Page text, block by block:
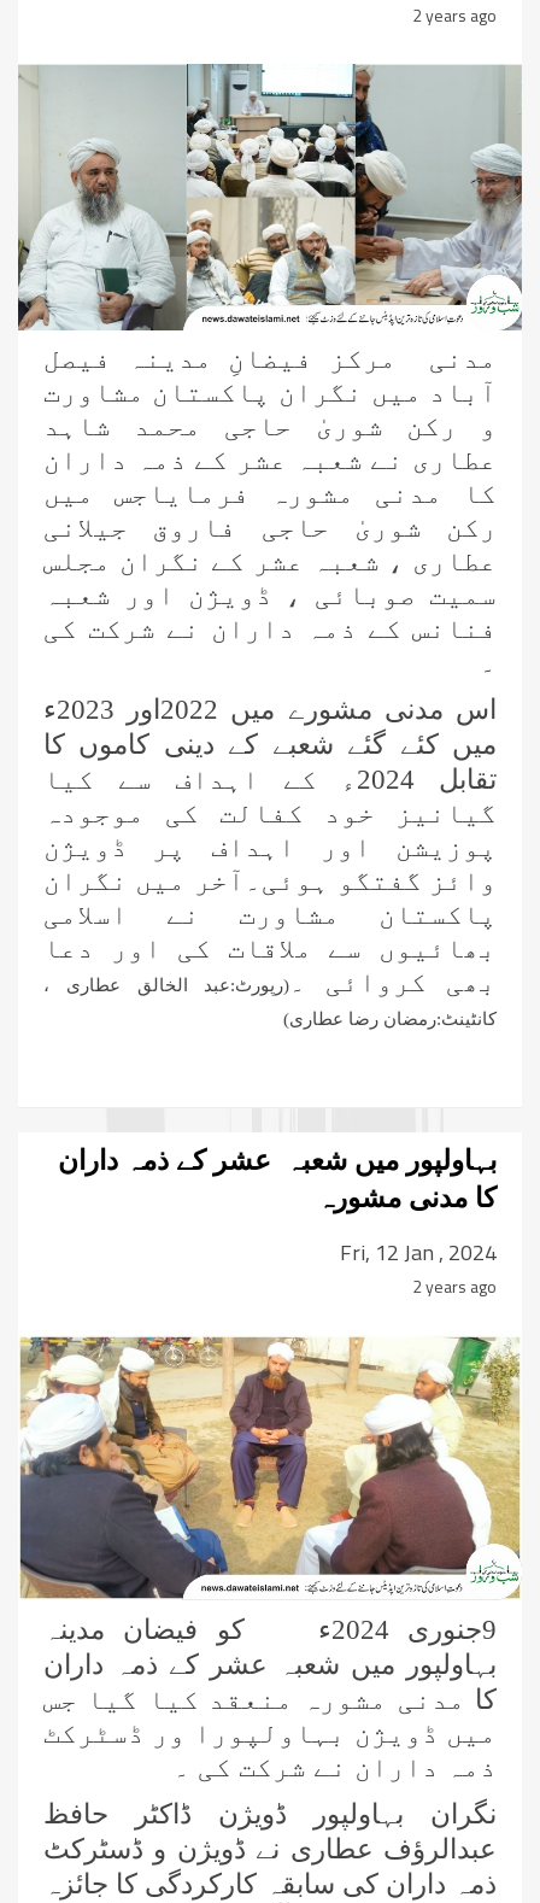
2 years ago
مدنی مرکز فیضانِ مدینہ فیصل
آباد میں نگران پاکستان مشاورت
و رکن شوریٰ حاجی محمد شاہد
عطاری نے شعبہ عشر کے ذمہ داران
کا مدنی مشورہ فرمایاجس میں
رکن شوریٰ حاجی فاروق جیلانی
عطاری ، شعبہ عشر کے نگران مجلس
سمیت صوبائی ، ڈویژن اور شعبہ
فنانس کے ذمہ داران نے شرکت کی
۔
اس مدنی مشورے میں 2022اور 2023ء
میں کئے گئے شعبے کے دینی کاموں کا
تقابل 2024ء کے اہداف سے کیا
گیانیز خود کفالت کی موجودہ
پوزیشن اور اہداف پر ڈویژن
وائز گفتگو ہوئی۔آخر میں نگران
پاکستان مشاورت نے اسلامی
بھائیوں سے ملاقات کی اور دعا
بھی کروائی ۔ (رپورٹ:عبد الخالق عطاری ،
کانٹینٹ:رمضان رضا عطاری)
بہاولپور میں شعبہ عشر کے ذمہ داران
کا مدنی مشورہ
Fri, 12 Jan , 2024
2 years ago
9جنوری 2024ء کو فیضان مدینہ
بہاولپور میں شعبہ عشر کے ذمہ داران
کا مدنی مشورہ منعقد کیا گیا جس
میں ڈویژن بہاولپورا ور ڈسٹرکٹ
ذمہ داران نے شرکت کی ۔
نگران بہاولپور ڈویژن ڈاکٹر حافظ
عبدالرؤف عطاری نے ڈویژن و ڈسٹرکٹ
ذمہ داران کی سابقہ کارکردگی کا جائزہ